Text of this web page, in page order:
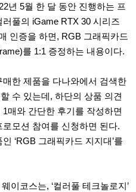
년 5월 한 달 동안 진행하는 프
풀의 iGame RTX 30 시리즈
인증을 하면, RGB 그래픽카드
를 1:1 증정하는 내용이다.
한 제품을 다나와에서 검색한
수 있는데, 하단의 상품 의견
매와 간단한 후기를 작성하면
모션 참여를 신청하면 된다.
‘RGB 그래픽카드 지지대’를
이코스는, ‘컬러풀 테크놀로지’